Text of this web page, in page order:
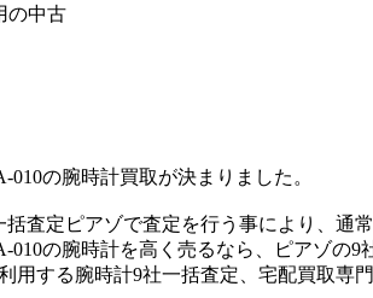
の中古
の腕時計買取が決まりました。
査定ピアゾで査定を行う事により、通
010の腕時計を高く売るなら、ピアゾの
用する腕時計9社一括査定、宅配買取専